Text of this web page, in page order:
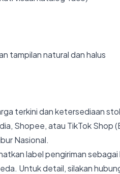
tampilan natural dan halus
terkini dan ketersediaan
Shopee, atau TikTok Shop
Nasional.
label pengiriman
Untuk detail, silakan